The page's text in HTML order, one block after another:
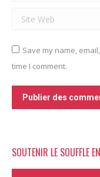
Site Web
Save my name,
time I comment.
Publier des
SOUTENIR LE SOUFFLE